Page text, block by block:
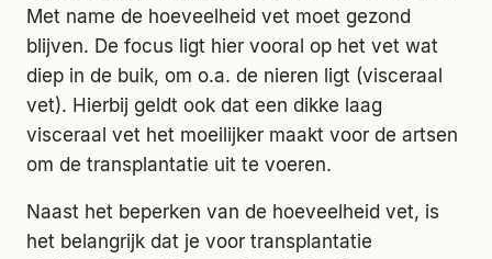
Met name de hoeveelheid vet moet gezond
blijven. De focus ligt hier vooral op het vet wat
diep in de buik, om o.a. de nieren ligt (visceraal
vet). Hierbij geldt ook dat een dikke laag
visceraal vet het moeilijker maakt voor de artsen
om de transplantatie uit te voeren.
Naast het beperken van de hoeveelheid vet, is
het belangrijk dat je voor transplantatie